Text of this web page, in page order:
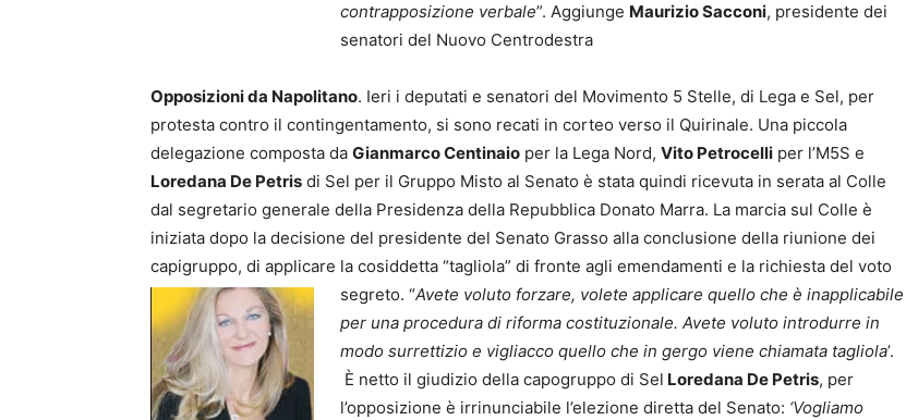
contrapposizione verbale”. Aggiunge Maurizio Sacconi, presidente dei
senatori del Nuovo Centrodestra
Opposizioni da Napolitano. Ieri i deputati e senatori del Movimento 5 Stelle, di Lega e Sel, per
protesta contro il contingentamento, si sono recati in corteo verso il Quirinale. Una piccola
delegazione composta da Gianmarco Centinaio per la Lega Nord, Vito Petrocelli per l’M5S e
Loredana De Petris di Sel per il Gruppo Misto al Senato è stata quindi ricevuta in serata al Colle
dal segretario generale della Presidenza della Repubblica Donato Marra. La marcia sul Colle è
iniziata dopo la decisione del presidente del Senato Grasso alla conclusione della riunione dei
capigruppo, di applicare la cosiddetta “tagliola” di fronte agli emendamenti e la richiesta del voto
segreto. “Avete voluto forzare, volete applicare quello che è inapplicabile
per una procedura di riforma costituzionale. Avete voluto introdurre in
modo surrettizio e vigliacco quello che in gergo viene chiamata tagliola’.
È netto il giudizio della capogruppo di Sel Loredana De Petris, per
l’opposizione è irrinunciabile l’elezione diretta del Senato: ‘Vogliamo